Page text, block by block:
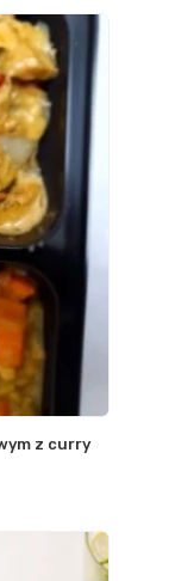
z curry